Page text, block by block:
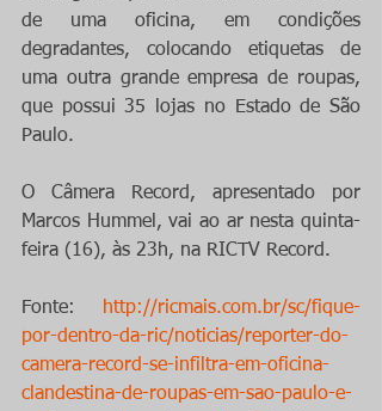
de uma oficina, em condições
degradantes, colocando etiquetas de
uma outra grande empresa de roupas,
que possui 35 lojas no Estado de São
Paulo.
O Câmera Record, apresentado por
Marcos Hummel, vai ao ar nesta quinta-
feira (16), às 23h, na RICTV Record.
Fonte:
http://ricmais.com.br/sc/fique-
por-dentro-da-ric/noticias/reporter-do-
camera-record-se-infiltra-em-oficina-
clandestina-de-roupas-em-sao-paulo-e-